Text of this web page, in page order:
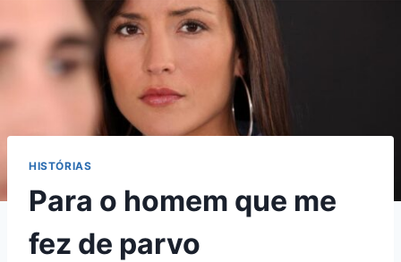
HISTÓRIAS
Para o homem que me
fez de parvo